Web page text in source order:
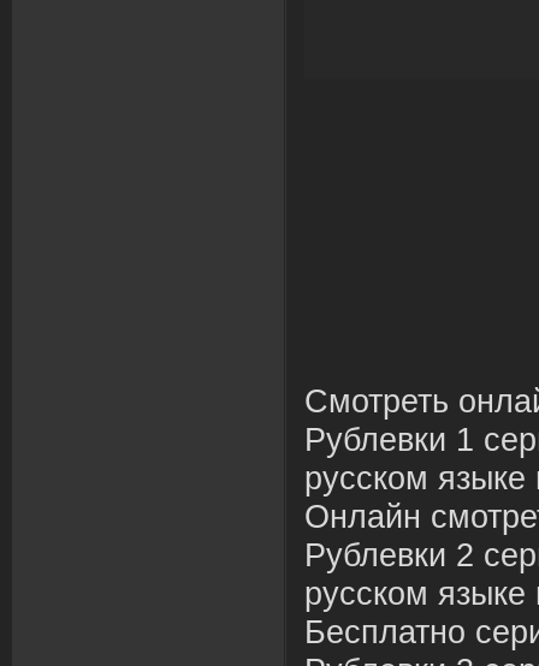
Смотреть
Рублевки 1
русском
Онлайн
Рублевки 2
русском
Бесплатно